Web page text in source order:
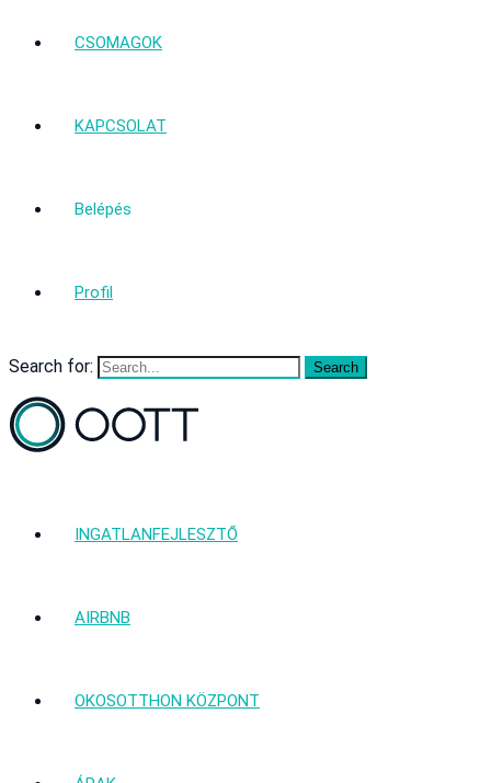
CSOMAGOK
KAPCSOLAT
Belépés
Profil
Search for:
INGATLANFEJLESZTŐ
AIRBNB
OKOSOTTHON KÖZPONT